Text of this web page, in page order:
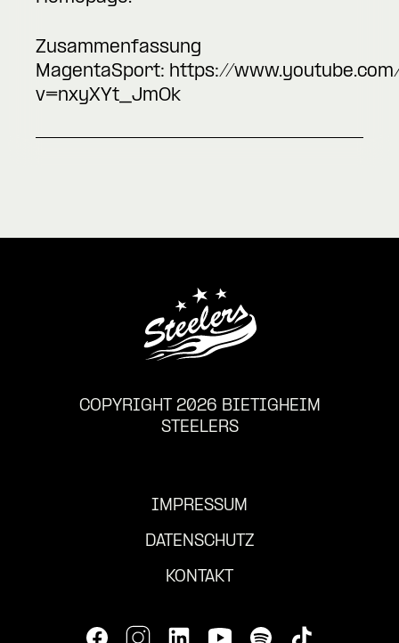
Zusammenfassung
MagentaSport: https://
v=nxyXYt_JmOk
COPYRIGHT 2026 BIETIGHEIM
STEELERS
IMPRESSUM
DATENSCHUTZ
KONTAKT